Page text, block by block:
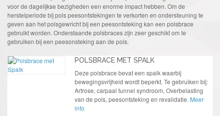
voor de dagelijkse bezigheden een enorme impact hebben. Om de
herstelperiode bij pols peesontstekingen te verkorten en ondersteuning te
geven aan het polsgewricht bij een peesontsteking kan een polsbrace
gebruikt worden. Onderstaande polsbraces zijn zeer geschikt om te
gebruiken bij een peesonsteking aan de pols.
POLSBRACE MET SPALK
Deze polsbrace bevat een spalk waarbij
bewegingsvrijheid wordt beperkt. Te gebruiken bij:
Artrose, carpaal tunnel syndroom, Overbelasting
van de pols, peesontsteking en revalidatie. Meer
info